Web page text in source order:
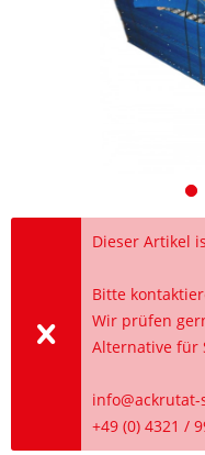
Dieser Artikel
Bitte
Wir prüfen
Alternative für
info@ackrutat-
+49 (0) 4321 /